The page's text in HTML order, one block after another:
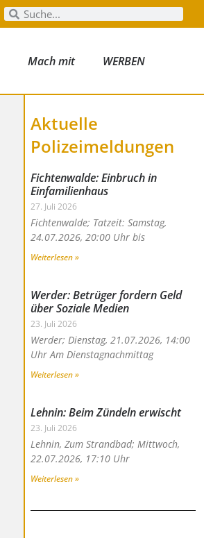
Mach mit WERBEN
Aktuelle
Polizeimeldungen
Fichtenwalde: Einbruch in
Einfamilienhaus
27. Juli 2026
Fichtenwalde; Tatzeit: Samstag,
24.07.2026, 20:00 Uhr bis
Weiterlesen »
Werder: Betrüger fordern Geld
über Soziale Medien
23. Juli 2026
Werder; Dienstag, 21.07.2026, 14:00
Uhr Am Dienstagnachmittag
Weiterlesen »
Lehnin: Beim Zündeln erwischt
23. Juli 2026
Lehnin, Zum Strandbad; Mittwoch,
22.07.2026, 17:10 Uhr
Weiterlesen »